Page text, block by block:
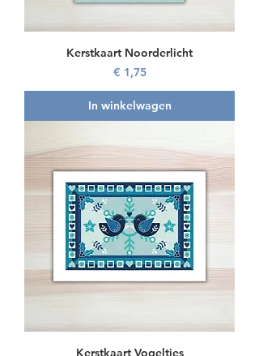
Kerstkaart Noorderlicht
Prijs
€ 1,75
In winkelwagen
Kerstkaart Vogeltjes